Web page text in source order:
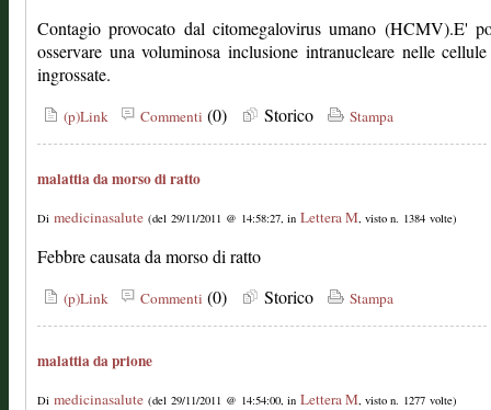
Contagio provocato dal citomegalovirus umano (HCMV).E'
osservare una voluminosa inclusione intranucleare nelle
ingrossate.
(p)Link Commenti (0) Storico Stampa
malattia da morso di ratto
Di medicinasalute (del 29/11/2011 @ 14:58:27, in Lettera M, visto n. 1384 volte)
Febbre causata da morso di ratto
(p)Link Commenti (0) Storico Stampa
malattia da prione
Di medicinasalute (del 29/11/2011 @ 14:54:00, in Lettera M, visto n. 1277 volte)